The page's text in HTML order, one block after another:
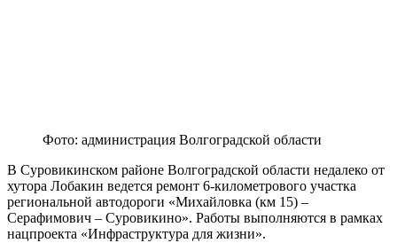
Фото: администрация Волгоградской области
В Суровикинском районе Волгоградской области недалеко от
хутора Лобакин ведется ремонт 6-километрового участка
региональной автодороги «Михайловка (км 15) –
Серафимович – Суровикино». Работы выполняются в рамках
нацпроекта «Инфраструктура для жизни».